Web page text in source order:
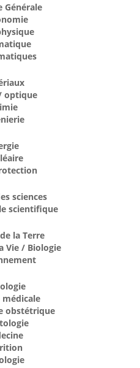
Générale
optique
sciences
scientifique
la Terre
Vie / Biologie
médicale
obstétrique